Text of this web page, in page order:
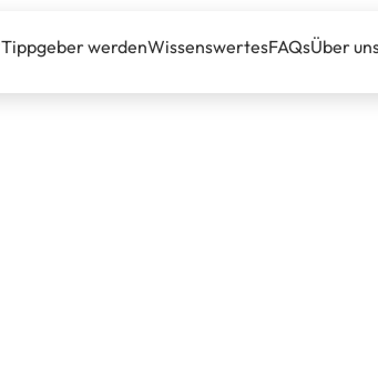
Tippgeber werdenWissenswertesFAQsÜber